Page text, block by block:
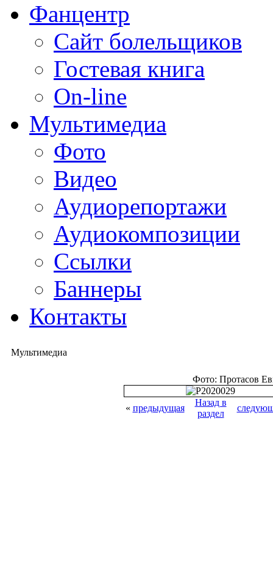
Фанцентр
Сайт болельщиков
Гостевая книга
On-line
Мультимедиа
Фото
Видео
Аудиорепортажи
Аудиокомпозиции
Ссылки
Баннеры
Контакты
Мультимедиа
Фото: Протасов
« предыдущая
Назад в
раздел